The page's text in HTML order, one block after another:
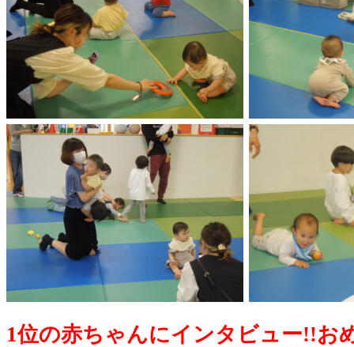
1位の赤ちゃんにインタビュー!!お